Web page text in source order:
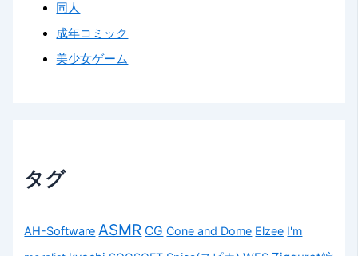
同人
成年コミック
美少女ゲーム
タグ
AH-Software ASMR CG Cone and Dome Elzee I'm